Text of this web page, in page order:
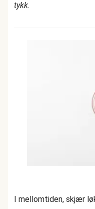
tykk.
I mellomtiden, skjær